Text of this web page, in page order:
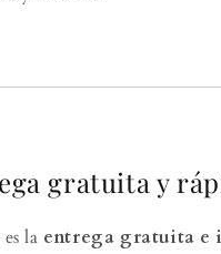
gratuita y
la entrega gratuita e